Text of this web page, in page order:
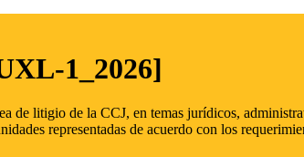
1_2026]
de litigio de la CCJ, en temas jurídicos,
representadas de acuerdo con los